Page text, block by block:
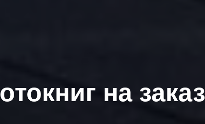
на заказ